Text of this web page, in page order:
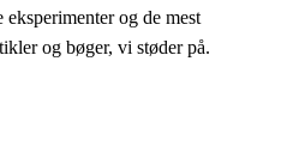
eksperimenter og de mest
og bøger, vi støder på.